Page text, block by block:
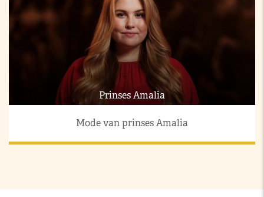
Prinses Amalia
Mode van prinses Amalia